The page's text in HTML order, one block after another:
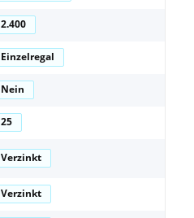
2.400
Einzelregal
Nein
25
Verzinkt
Verzinkt